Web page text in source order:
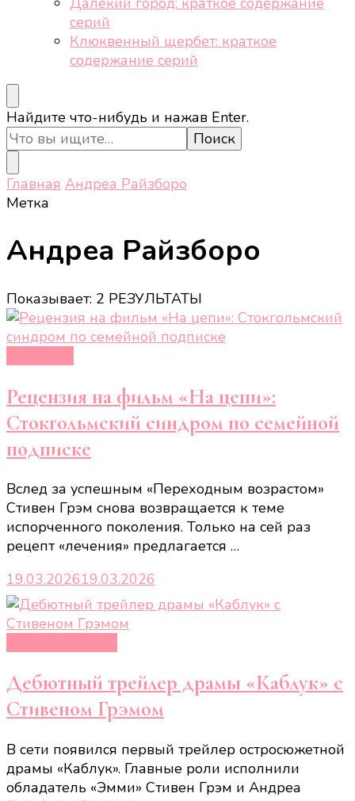
серий
Клюквенный щербет: краткое
содержание серий
Ищите
что-
то?
Найдите что-нибудь и нажав Enter.
Главная Андреа Райзборо
Метка
Андреа Райзборо
Показывает: 2 РЕЗУЛЬТАТЫ
Рецензия на фильм «На цепи»:
Стокгольмский синдром по семейной
подписке
Вслед за успешным «Переходным возрастом»
Стивен Грэм снова возвращается к теме
испорченного поколения. Только на сей раз
рецепт «лечения» предлагается …
19.03.202619.03.2026
Дебютный трейлер драмы «Каблук» с
Стивеном Грэмом
В сети появился первый трейлер остросюжетной
драмы «Каблук». Главные роли исполнили
обладатель «Эмми» Стивен Грэм и Андреа